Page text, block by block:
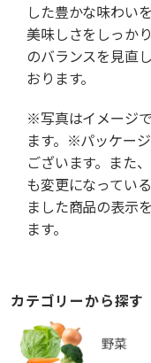
した豊かな味わい
美味しさをしっか
のバランスを見直
おります。
※写真はイメージ
ます。※パッケー
ございます。また
も変更になってい
ました商品の表示
ます。
カテゴリーから探す